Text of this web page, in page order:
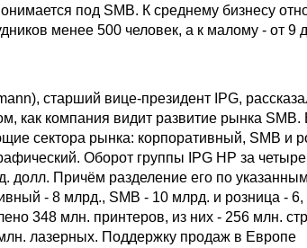
под SMB. К среднему бизнесу
менее 500 человек, а к малому - от 9
старший вице-президент IPG,
как компания видит развитие рынка
сектора рынка: корпоративный, SMB и
Оборот группы IPG HP за
долл. Причём разделение его по
- 8 млрд., SMB - 10 млрд. и розница - 6,
348 млн. принтеров, из них - 256 млн.
лазерных. Поддержку продаж в Европе